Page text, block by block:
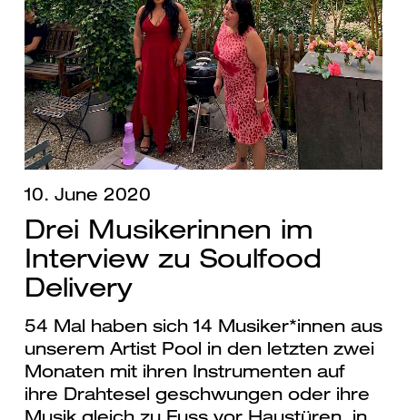
10. June 2020
Drei Musikerinnen im
Interview zu Soulfood
Delivery
54 Mal haben sich 14 Musiker*innen aus
unserem Artist Pool in den letzten zwei
Monaten mit ihren Instrumenten auf
ihre Drahtesel geschwungen oder ihre